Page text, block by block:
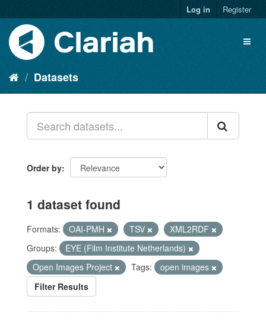
Log in Register
Datasets
Order by
1 dataset found
Formats: OAI-PMH TSV
XML2RDF
Groups:
EYE (Film Institute Netherlands)
Open Images Project
Tags:
open images
Filter Results